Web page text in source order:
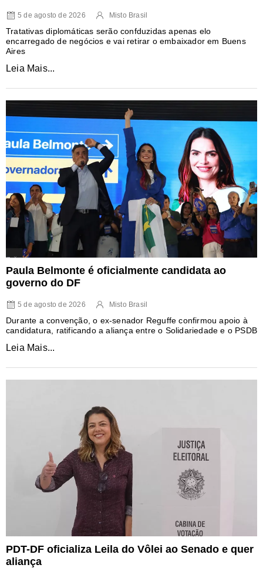
5 de agosto de 2026 Misto Brasil
Tratativas diplomáticas serão confduzidas apenas elo
encarregado de negócios e vai retirar o embaixador em Buens
Aires
Leia Mais...
Paula Belmonte é oficialmente candidata ao
governo do DF
5 de agosto de 2026 Misto Brasil
Durante a convenção, o ex-senador Reguffe confirmou apoio à
candidatura, ratificando a aliança entre o Solidariedade e o PSDB
Leia Mais...
PDT-DF oficializa Leila do Vôlei ao Senado e quer
aliança